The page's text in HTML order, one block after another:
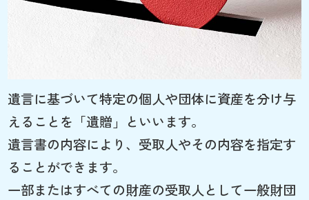
遺言に基づいて特定の個人や団体に資産を分け与
えることを「遺贈」といいます。
遺言書の内容により、受取人やその内容を指定す
ることができます。
一部またはすべての財産の受取人として一般財団